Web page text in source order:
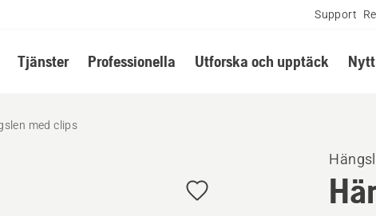
Support
Tjänster Professionella Utforska och upptäck
med clips